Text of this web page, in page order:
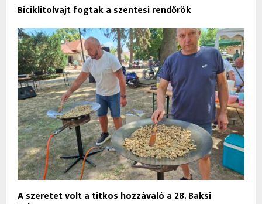
Biciklitolvajt fogtak a szentesi rendőrök
A szeretet volt a titkos hozzávaló a 28. Baksi